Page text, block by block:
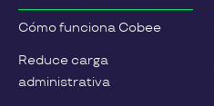
Cómo funciona Cobee
Reduce carga
administrativa